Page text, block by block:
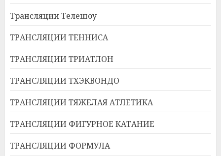
Трансляции Телешоу
ТРАНСЛЯЦИИ ТЕННИСА
ТРАНСЛЯЦИИ ТРИАТЛОН
ТРАНСЛЯЦИИ ТХЭКВОНДО
ТРАНСЛЯЦИИ ТЯЖЕЛАЯ АТЛЕТИКА
ТРАНСЛЯЦИИ ФИГУРНОЕ КАТАНИЕ
ТРАНСЛЯЦИИ ФОРМУЛА